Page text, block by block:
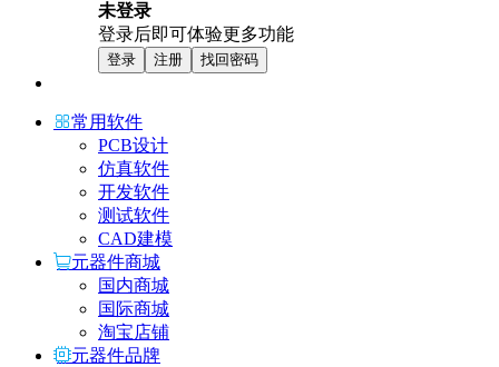
未登录
登录后即可体验更多功能
登录 注册 找回密码
常用软件
PCB设计
仿真软件
开发软件
测试软件
CAD建模
元器件商城
国内商城
国际商城
淘宝店铺
元器件品牌